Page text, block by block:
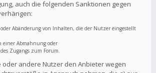
auch die folgenden Sanktionen gegen
oder Abänderung von Inhalten, die der Nutzer eingestellt
einer Abmahnung oder
Zugangs zum Forum.
oder andere Nutzer den Anbieter wegen